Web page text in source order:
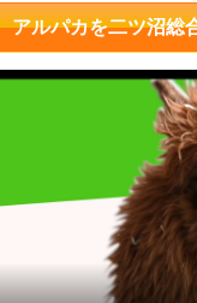
アルパカを二ツ沼総